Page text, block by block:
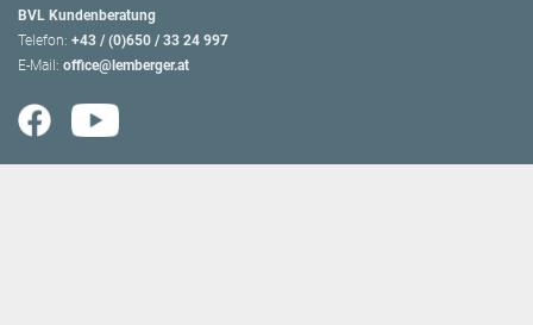
BVL Kundenberatung
Telefon: +43 / (0)650 / 33 24 997
E-Mail: office@lemberger.at